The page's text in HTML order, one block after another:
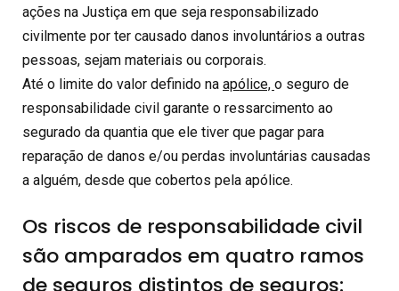
ações na Justiça em que seja responsabilizado
civilmente por ter causado danos involuntários a outras
pessoas, sejam materiais ou corporais.
Até o limite do valor definido na apólice, o seguro de
responsabilidade civil garante o ressarcimento ao
segurado da quantia que ele tiver que pagar para
reparação de danos e/ou perdas involuntárias causadas
a alguém, desde que cobertos pela apólice.
Os riscos de responsabilidade civil
são amparados em quatro ramos
de seguros distintos de seguros: